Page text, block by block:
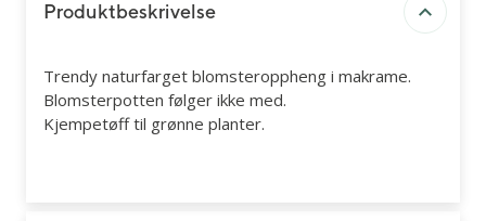
Produktbeskrivelse
Trendy naturfarget blomsteroppheng i makrame.
Blomsterpotten følger ikke med.
Kjempetøff til grønne planter.